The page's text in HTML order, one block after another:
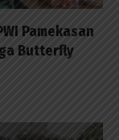
Pamekasan
Butterfly